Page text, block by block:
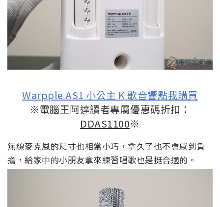
Warpple AS1 小公主 K 歌音響點我購買
※電腦王阿達讀者專屬優惠碼折扣：
DDAS1100※
無線麥克風的尺寸也相當小巧，拿久了也不會感到負
擔，給家中的小朋友拿來練習唱歌也是挺合適的。